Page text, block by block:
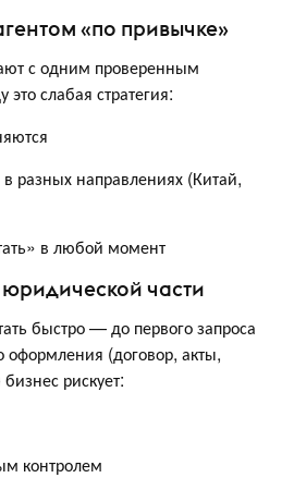
«по привычке»
с одним проверенным
слабая стратегия:
разных направлениях (Китай,
в любой момент
части
быстро — до первого запроса
оформления (договор, акты,
рискует:
контролем